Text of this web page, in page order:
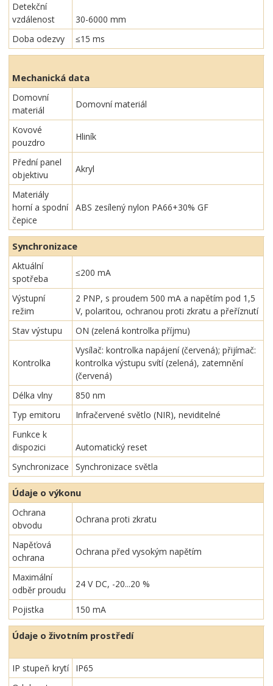
Detekční
vzdálenost
30-6000 mm
Doba odezvy
≤15 ms
Mechanická data
Domovní
materiál
Domovní materiál
Kovové
pouzdro
Hliník
Přední panel
objektivu
Akryl
Materiály
horní a spodní
čepice
ABS zesílený nylon PA66+30% GF
Synchronizace
Aktuální
spotřeba
≤200 mA
Výstupní
režim
2 PNP, s proudem 500 mA a napětím pod 1,5
V, polaritou, ochranou proti zkratu a přeříznutí
Stav výstupu
ON (zelená kontrolka příjmu)
Kontrolka
Vysílač: kontrolka napájení (červená); přijímač:
kontrolka výstupu svítí (zelená), zatemnění
(červená)
Délka vlny
850 nm
Typ emitoru
Infračervené světlo (NIR), neviditelné
Funkce k
dispozici
Automatický reset
Synchronizace
Synchronizace světla
Údaje o výkonu
Ochrana
obvodu
Ochrana proti zkratu
Napěťová
ochrana
Ochrana před vysokým napětím
Maximální
odběr proudu
24 V DC, -20...20 %
Pojistka 150 mA
Údaje o životním prostředí
IP stupeň krytí
IP65